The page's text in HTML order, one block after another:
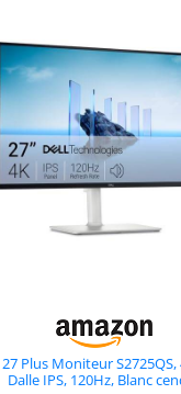
et le chargement d'un
temps via un seul câble. La
éclaircit de manière
sombres pour vous aider à
ennemis dans l'obscurité.
Plus Moniteur S2725QS,
Dalle IPS, 120Hz, Blanc